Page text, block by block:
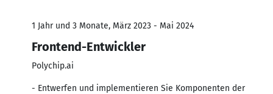
1 Jahr und 3 Monate, März 2023 - Mai 2024
Frontend-Entwickler
Polychip.ai
- Entwerfen und implementieren Sie Komponenten der